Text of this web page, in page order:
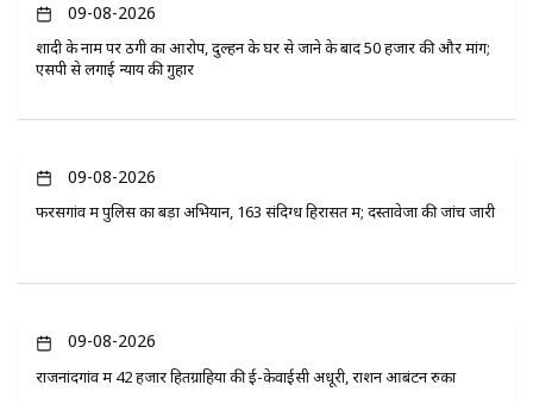
09-08-2026
शादी के नाम पर ठगी का आरोप, दुल्हन के घर से जाने के बाद 50 हजार की और मांग;
एसपी से लगाई न्याय की गुहार
09-08-2026
फरसगांव में पुलिस का बड़ा अभियान, 163 संदिग्ध हिरासत में; दस्तावेजों की जांच जारी
09-08-2026
राजनांदगांव में 42 हजार हितग्राहियों की ई-केवाईसी अधूरी, राशन आबंटन रुका